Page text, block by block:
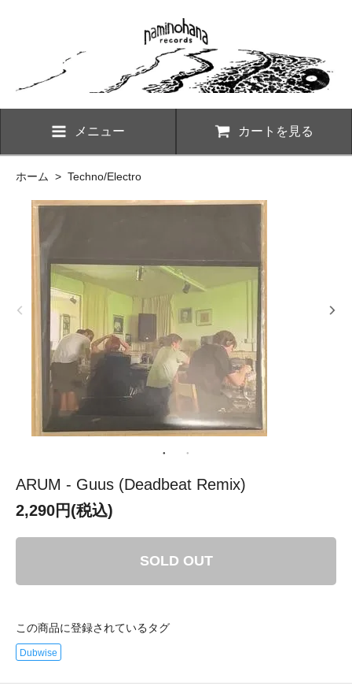
メニュー カートを見る
ホーム > Techno/Electro
ARUM - Guus (Deadbeat Remix)
2,290円(税込)
SOLD OUT
この商品に登録されているタグ
Dubwise